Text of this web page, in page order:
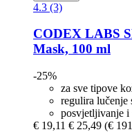
4.3 (3)
CODEX LABS
Mask, 100 ml
-25%
za sve tipove
regulira lučenje
posvjetljivanje i
€ 19,11 € 25,49 (€